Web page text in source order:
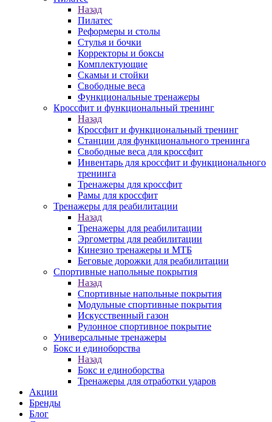
Назад
Пилатес
Реформеры и столы
Стулья и бочки
Корректоры и боксы
Комплектующие
Скамьи и стойки
Свободные веса
Функциональные тренажеры
Кроссфит и функциональный тренинг
Назад
Кроссфит и функциональный тренинг
Станции для функционального тренинга
Свободные веса для кроссфит
Инвентарь для кроссфит и функционального
тренинга
Тренажеры для кроссфит
Рамы для кроссфит
Тренажеры для реабилитации
Назад
Тренажеры для реабилитации
Эргометры для реабилитации
Кинезио тренажеры и МТБ
Беговые дорожки для реабилитации
Спортивные напольные покрытия
Назад
Спортивные напольные покрытия
Модульные спортивные покрытия
Искусственный газон
Рулонное спортивное покрытие
Универсальные тренажеры
Бокс и единоборства
Назад
Бокс и единоборства
Тренажеры для отработки ударов
Акции
Бренды
Блог